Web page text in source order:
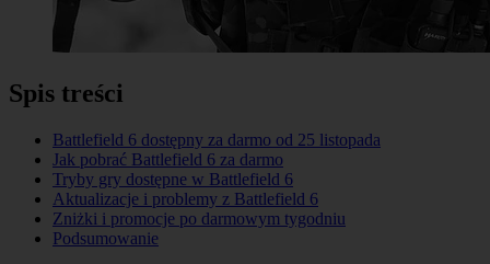
Spis treści
Battlefield 6 dostępny za darmo od 25 listopada
Jak pobrać Battlefield 6 za darmo
Tryby gry dostępne w Battlefield 6
Aktualizacje i problemy z Battlefield 6
Zniżki i promocje po darmowym tygodniu
Podsumowanie